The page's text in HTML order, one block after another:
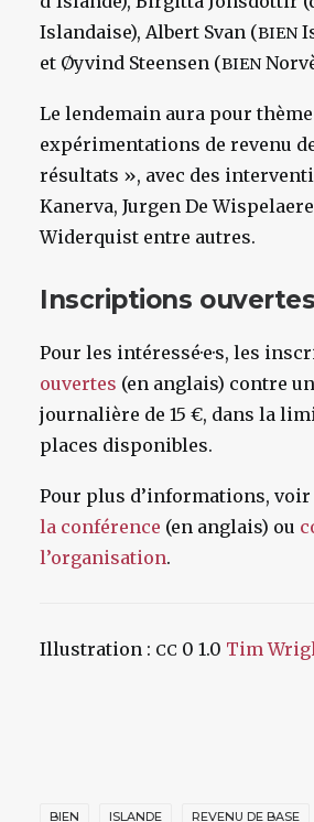
Islandaise), Albert Svan (BIEN
et Øyvind Steensen (BIEN
Le lendemain aura pour
expérimentations de revenu
résultats », avec des
Kanerva, Jurgen De
Widerquist entre autres.
Inscriptions ouvertes
Pour les intéressé·e·s, les
ouvertes (en anglais) contre
journalière de 15 €, dans la
places disponibles.
Pour plus d’informations, voir
la conférence (en anglais) ou
l’organisation.
Illustration : CC 0 1.0 Tim
BIEN ISLANDE REVENU DE BASE